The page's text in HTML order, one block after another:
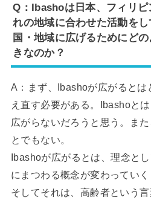
Q：Ibashoは日本、フィリ
れの地域に合わせた活動を
国・地域に広げるためにど
きなのか？
A：まず、Ibashoが広がると
え直す必要がある。Ibashoと
広がらないだろうと思う。ま
とでもない。
Ibashoが広がるとは、理念と
にまつわる概念が変わってい
そしてそれは、高齢者という